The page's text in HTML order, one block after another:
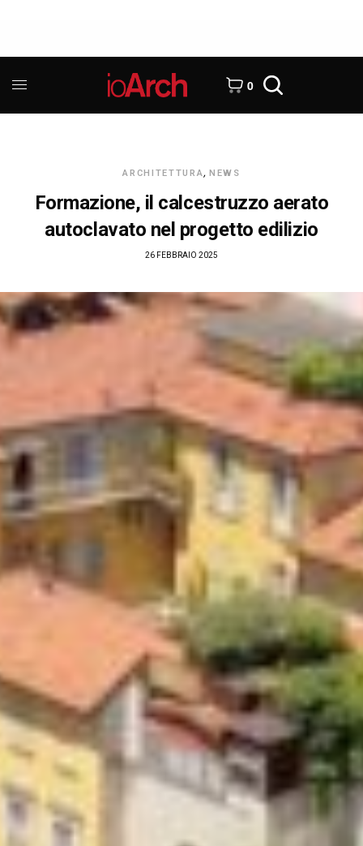
0
ARCHITETTURA, NEWS
Formazione, il calcestruzzo aerato
autoclavato nel progetto edilizio
26 FEBBRAIO 2025